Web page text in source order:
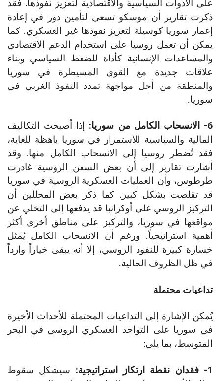
على الأدوات السياسية والاقتصادية لتعزيز نفوذها. فقد
ذكرت تقارير أن موسكو تسعى لتأمين دور في إعادة
إعمار سوريا كوسيلة لتعزيز نفوذها غير العسكري. كما
يمكن أن تعمل روسيا على استخدام الدعم الاقتصادي
والمساعدات الإنسانية كأداة للضغط السياسي وبناء
علاقات جديدة مع القوى المسيطرة في سوريا
والمنطقة من أجل مواجهة تمدد النفوذ الغربي في
سوريا.
6- الانسحاب الكامل من سوريا:
إذا أصبحت التكاليف
المالية والسياسية للاستمرار في سوريا باهظة للغاية،
فقد تُضطر روسيا إلى الانسحاب الكامل منها. وقد
أشارت تقارير إلى أن بعض السفن الروسية غادرت
طرطوس، وأن العمليات العسكرية الروسية في سوريا
قد تقلصت بشكل كبير. كما ذكر بعض المحللين أن
التركيز الروسي على أوكرانيا قد يدفعها إلى التخلي عن
مواقعها في سوريا، والتركيز على مناطق أخرى أكثر
أهمية استراتيجياً. ورغم أن الانسحاب الكامل يُمثل
خسارة كبيرة للنفوذ الروسي، إلا أنه يبقى خياراً وارداً
في ظل الظروف الحالية.
تداعيات محتملة
يُمكن الإشارة إلى التداعيات المحتملة للأحداث الأخيرة
في سوريا على التواجد العسكري الروسي في البحر
المتوسط، بما يلي:
1- فقدان نقطة ارتكاز استراتيجية:
سيشكل سقوط